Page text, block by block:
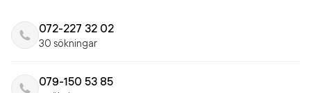
072-227 32 02
30 sökningar
079-150 53 85